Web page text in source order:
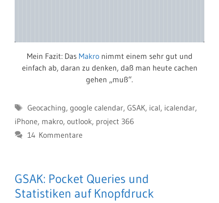
Mein Fazit: Das Makronimmt einem sehr gut und
einfach ab, daran zu denken, daß man heute cachen
gehen „muß“.
Schlagwörter
Geocaching, google calendar, GSAK, ical, icalendar,
iPhone, makro, outlook, project 366
14 Kommentare
GSAK: Pocket Queries und
Statistiken auf Knopfdruck